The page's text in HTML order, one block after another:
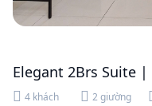
Elegant 2Brs Suite
4 khách 2 giường